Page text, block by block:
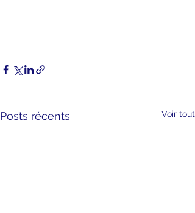
Posts récents Voir tout